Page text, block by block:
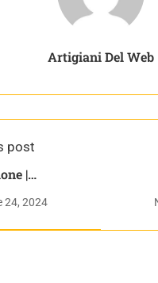
Artigiani Del Web
post
|
24, 2024